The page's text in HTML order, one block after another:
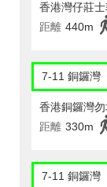
香港灣仔莊
距離 440m
7-11 銅鑼灣
香港銅鑼灣
距離 330m
7-11 銅鑼灣